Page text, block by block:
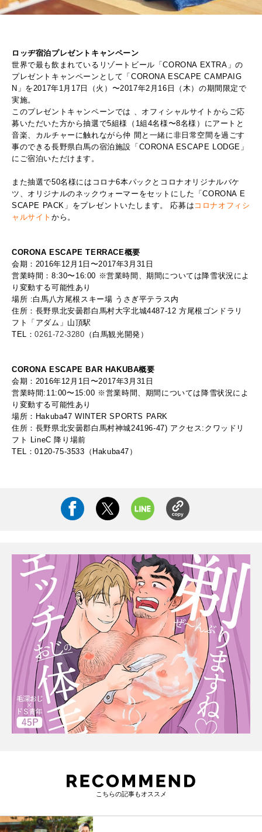
ロッヂ宿泊プレゼントキャンペーン
世界で最も飲まれているリゾートビール「CORONA EXTRA」の
プレゼントキャンペーンとして「CORONA ESCAPE CAMPAIG
N」を2017年1月17日（火）〜2017年2月16日（木）の期間限定で
実施。
このプレゼントキャンペーンでは 、オフィシャルサイトからご応
募いただいた方から抽選で5組様（1組4名様〜8名様）にアートと
音楽、カルチャーに触れながら仲 間と一緒に非日常空間を過ごす
事のできる長野県白馬の宿泊施設「CORONA ESCAPE LODGE」
にご宿泊いただけます。
また抽選で50名様にはコロナ6本パックとコロナオリジナルバケ
ツ、オリジナルのネックウォーマーをセットにした「CORONA E
SCAPE PACK」をプレゼントいたします。 応募は コロナオフィシ
ャルサイト から。
CORONA ESCAPE TERRACE概要
会期：2016年12月1日〜2017年3月31日
営業時間：8:30〜16:00 ※営業時間、期間については降雪状況によ
り変動する可能性あり
場所 :白馬八方尾根スキー場 うさぎ平テラス内
住所：長野県北安曇郡白馬村大字北城4487-12 方尾根ゴンドラリ
フト「アダム」山頂駅
TEL：0261-72-3280 （白馬観光開発）
CORONA ESCAPE BAR HAKUBA概要
会期：2016年12月1日〜2017年3月31日
営業時間:11:00〜15:00 ※営業時間、期間については降雪状況によ
り変動する可能性あり
場所：Hakuba47 WINTER SPORTS PARK
住所：長野県北安曇郡白馬村神城24196-47) アクセス:クワッドリ
フト LineC 降り場前
TEL：0120-75-3533（Hakuba47）
こちらの記事もオススメ